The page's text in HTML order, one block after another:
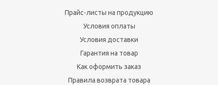
Прайс-листы на продукцию
Условия оплаты
Условия доставки
Гарантия на товар
Как оформить заказ
Правила возврата товара